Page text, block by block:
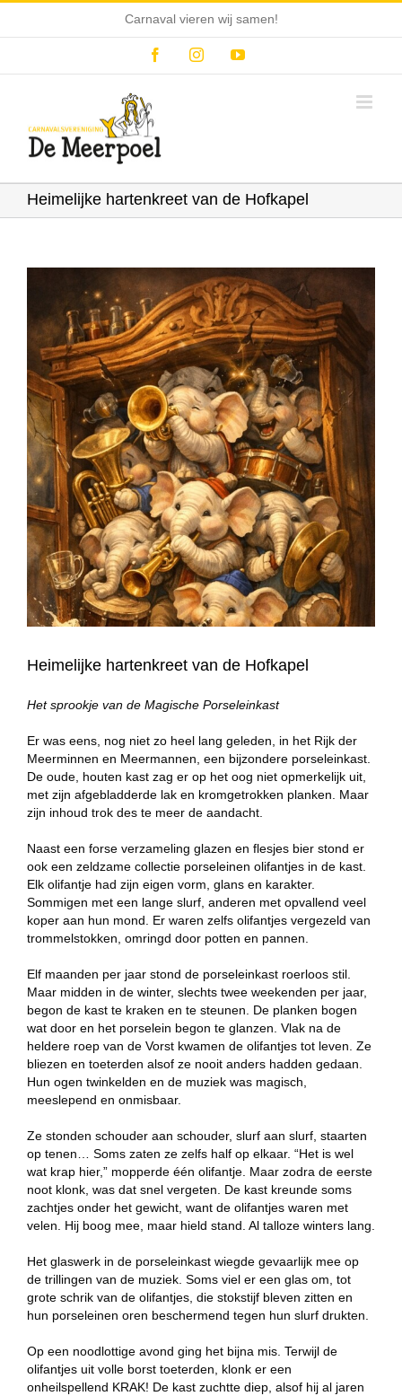
Carnaval vieren wij samen!
FacebookInstagramYouTube
Heimelijke hartenkreet van de Hofkapel
afbeelding
Heimelijke hartenkreet van de Hofkapel
Het sprookje van de Magische Porseleinkast
Er was eens, nog niet zo heel lang geleden, in het Rijk der
Meerminnen en Meermannen, een bijzondere porseleinkast.
De oude, houten kast zag er op het oog niet opmerkelijk uit,
met zijn afgebladderde lak en kromgetrokken planken. Maar
zijn inhoud trok des te meer de aandacht.
Naast een forse verzameling glazen en flesjes bier stond er
ook een zeldzame collectie porseleinen olifantjes in de kast.
Elk olifantje had zijn eigen vorm, glans en karakter.
Sommigen met een lange slurf, anderen met opvallend veel
koper aan hun mond. Er waren zelfs olifantjes vergezeld van
trommelstokken, omringd door potten en pannen.
Elf maanden per jaar stond de porseleinkast roerloos stil.
Maar midden in de winter, slechts twee weekenden per jaar,
begon de kast te kraken en te steunen. De planken bogen
wat door en het porselein begon te glanzen. Vlak na de
heldere roep van de Vorst kwamen de olifantjes tot leven. Ze
bliezen en toeterden alsof ze nooit anders hadden gedaan.
Hun ogen twinkelden en de muziek was magisch,
meeslepend en onmisbaar.
Ze stonden schouder aan schouder, slurf aan slurf, staarten
op tenen… Soms zaten ze zelfs half op elkaar. “Het is wel
wat krap hier,” mopperde één olifantje. Maar zodra de eerste
noot klonk, was dat snel vergeten. De kast kreunde soms
zachtjes onder het gewicht, want de olifantjes waren met
velen. Hij boog mee, maar hield stand. Al talloze winters lang.
Het glaswerk in de porseleinkast wiegde gevaarlijk mee op
de trillingen van de muziek. Soms viel er een glas om, tot
grote schrik van de olifantjes, die stokstijf bleven zitten en
hun porseleinen oren beschermend tegen hun slurf drukten.
Op een noodlottige avond ging het bijna mis. Terwijl de
olifantjes uit volle borst toeterden, klonk er een
onheilspellend KRAK! De kast zuchtte diep, alsof hij al jaren